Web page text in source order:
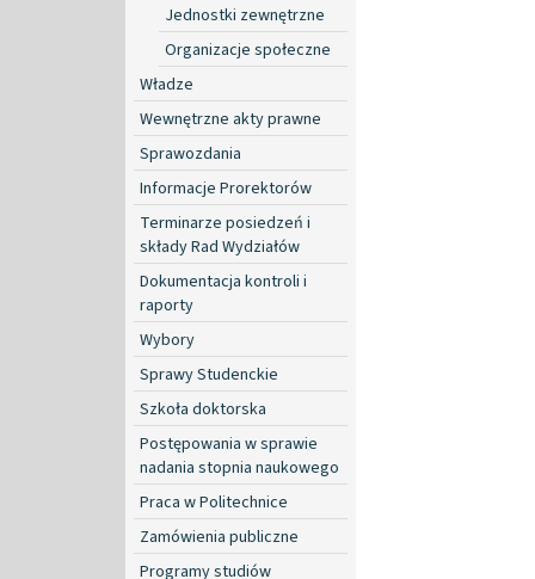
Jednostki zewnętrzne
Organizacje społeczne
Władze
Wewnętrzne akty prawne
Sprawozdania
Informacje Prorektorów
Terminarze posiedzeń i
składy Rad Wydziałów
Dokumentacja kontroli i
raporty
Wybory
Sprawy Studenckie
Szkoła doktorska
Postępowania w sprawie
nadania stopnia naukowego
Praca w Politechnice
Zamówienia publiczne
Programy studiów